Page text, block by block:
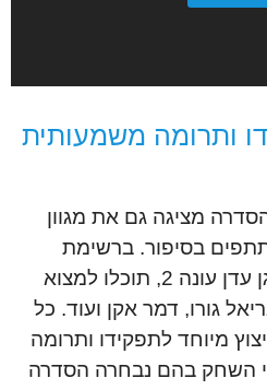
ותרומה משמעותית
מציגה גם את מגוון
בסיפור. ברשימת
שחקני הסדרה הטורקית גן עדן עונה 2, תוכלו למצוא
גורו, דמר אקן ועוד. כל
מיוחד לתפקידו ותרומה
השחק בהם נבחרה הסדרה